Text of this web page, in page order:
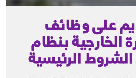
على وظائف
الخارجية بنظام
الرئيسية